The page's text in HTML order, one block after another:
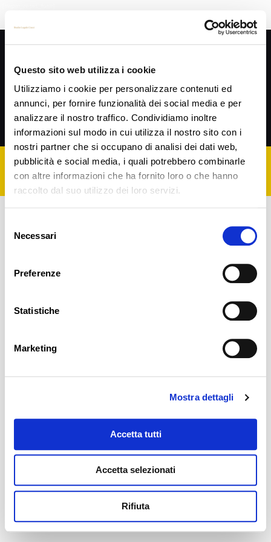
Questo sito web utilizza i cookie
Utilizziamo i cookie per personalizzare contenuti ed
annunci, per fornire funzionalità dei social media e per
analizzare il nostro traffico. Condividiamo inoltre
informazioni sul modo in cui utilizza il nostro sito con i
nostri partner che si occupano di analisi dei dati web,
pubblicità e social media, i quali potrebbero combinarle
con altre informazioni che ha fornito loro o che hanno
raccolto dal suo utilizzo dei loro servizi.
delNecessari
Preferenze
Statistiche
Marketing
Mostra dettagli
Accetta tutti
Accetta selezionati
Rifiuta
Privacy Policy
SEGUIMI SU
Cookie Policy
P.IVA 02203350406 | Cod. Fisc. CCCFNC66P18H294J